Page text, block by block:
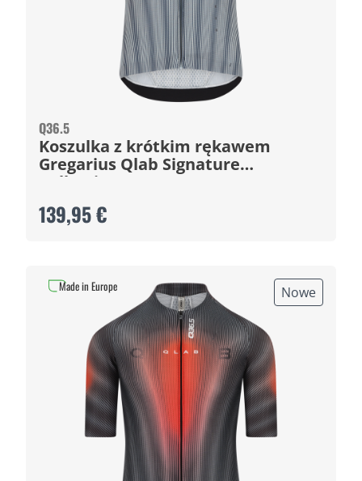
Q36.5
Koszulka z krótkim rękawem
Gregarius Qlab Signature
Collection
139,95 €
Nowe
Made in Europe